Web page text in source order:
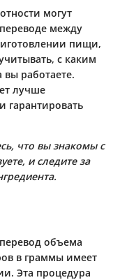
могут
между
пищи,
с каким
работаете.
лучше
гарантировать
что вы знакомы с
и следите за
объема
в граммы имеет
Эта процедура